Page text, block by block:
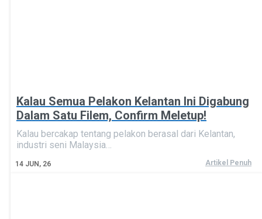
Kalau Semua Pelakon Kelantan Ini Digabung
Dalam Satu Filem, Confirm Meletup!
14 JUN, 26
Kalau bercakap tentang pelakon berasal dari Kelantan,
industri seni Malaysia…
Artikel Penuh